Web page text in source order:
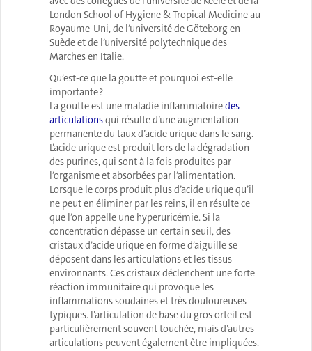
London School of Hygiene & Tropical Medicine au
Royaume-Uni, de l’université de Göteborg en
Suède et de l’université polytechnique des
Marches en Italie.
Qu’est-ce que la goutte et pourquoi est-elle
importante ?
La goutte est une maladie inflammatoiredes
articulationsqui résulte d’une augmentation
permanente du taux d’acide urique dans le sang.
L’acide urique est produit lors de la dégradation
des purines, qui sont à la fois produites par
l’organisme et absorbées par l’alimentation.
Lorsque le corps produit plus d’acide urique qu’il
ne peut en éliminer par les reins, il en résulte ce
que l’on appelle une hyperuricémie. Si la
concentration dépasse un certain seuil, des
cristaux d’acide urique en forme d’aiguille se
déposent dans les articulations et les tissus
environnants. Ces cristaux déclenchent une forte
réaction immunitaire qui provoque les
inflammations soudaines et très douloureuses
typiques. L’articulation de base du gros orteil est
particulièrement souvent touchée, mais d’autres
articulations peuvent également être impliquées.